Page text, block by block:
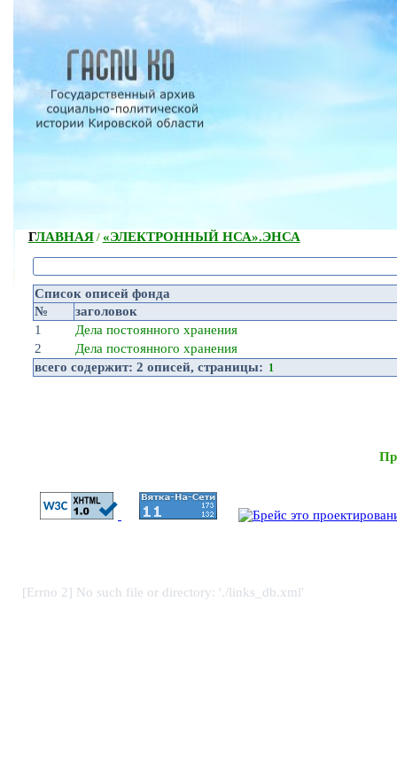
ГЛАВНАЯ/ «ЭЛЕКТРОННЫЙ НСА».ЭНСА
Список описей фонда
№
заголовок
1
Дела постоянного хранения
2
Дела постоянного хранения
всего содержит: 2 описей, страницы: 1
[Errno 2] No such file or directory: './links_db.xml'